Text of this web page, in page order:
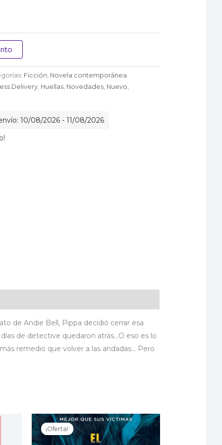
Ficción, Novela contemporánea
Delivery, Huellas, Novedades, Nuevo,
10/08/2026 - 11/08/2026
de Andie Bell, Pippa decidió cerrar esa
de detective quedaron atrás…O eso es lo
remedio que volver a las andadas… Pero
¡Oferta!
¡Oferta!